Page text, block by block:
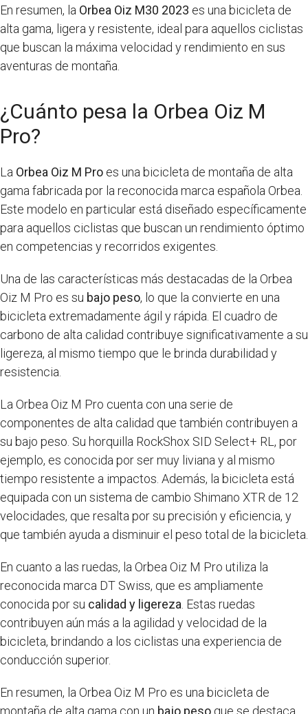
En resumen, la Orbea Oiz M30 2023 es una bicicleta de
alta gama, ligera y resistente, ideal para aquellos ciclistas
que buscan la máxima velocidad y rendimiento en sus
aventuras de montaña.
¿Cuánto pesa la Orbea Oiz M
Pro?
La Orbea Oiz M Pro es una bicicleta de montaña de alta
gama fabricada por la reconocida marca española Orbea.
Este modelo en particular está diseñado específicamente
para aquellos ciclistas que buscan un rendimiento óptimo
en competencias y recorridos exigentes.
Una de las características más destacadas de la Orbea
Oiz M Pro es su bajo peso, lo que la convierte en una
bicicleta extremadamente ágil y rápida. El cuadro de
carbono de alta calidad contribuye significativamente a su
ligereza, al mismo tiempo que le brinda durabilidad y
resistencia.
La Orbea Oiz M Pro cuenta con una serie de
componentes de alta calidad que también contribuyen a
su bajo peso. Su horquilla RockShox SID Select+ RL, por
ejemplo, es conocida por ser muy liviana y al mismo
tiempo resistente a impactos. Además, la bicicleta está
equipada con un sistema de cambio Shimano XTR de 12
velocidades, que resalta por su precisión y eficiencia, y
que también ayuda a disminuir el peso total de la bicicleta.
En cuanto a las ruedas, la Orbea Oiz M Pro utiliza la
reconocida marca DT Swiss, que es ampliamente
conocida por su calidad y ligereza . Estas ruedas
contribuyen aún más a la agilidad y velocidad de la
bicicleta, brindando a los ciclistas una experiencia de
conducción superior.
En resumen, la Orbea Oiz M Pro es una bicicleta de
montaña de alta gama con un bajo peso que se destaca